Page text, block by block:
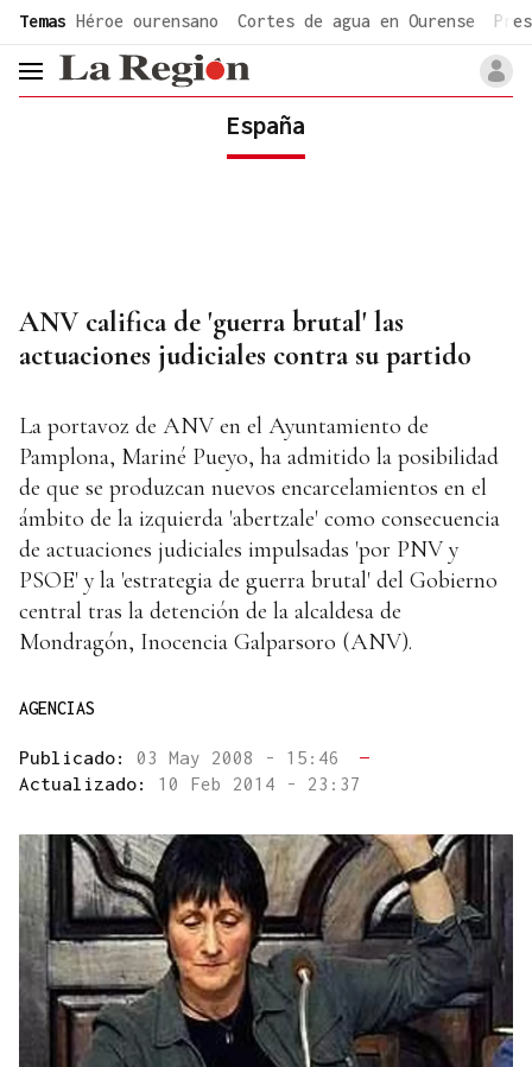
common.go-to-content
Temas Héroe ourensano Cortes de agua en Ourense
header.menu.open
España
ANV califica de 'guerra brutal' las
actuaciones judiciales contra su partido
La portavoz de ANV en el Ayuntamiento de
Pamplona, Mariné Pueyo, ha admitido la posibilidad
de que se produzcan nuevos encarcelamientos en el
ámbito de la izquierda 'abertzale' como consecuencia
de actuaciones judiciales impulsadas 'por PNV y
PSOE' y la 'estrategia de guerra brutal' del Gobierno
central tras la detención de la alcaldesa de
Mondragón, Inocencia Galparsoro (ANV).
AGENCIAS
Publicado: 03 May 2008 - 15:46
—
Actualizado: 10 Feb 2014 - 23:37